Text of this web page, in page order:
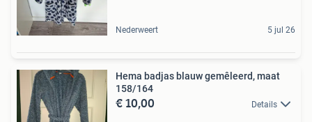
Nederweert 5 jul 26
Hema badjas blauw gemêleerd, maat
158/164
€ 10,00 Details